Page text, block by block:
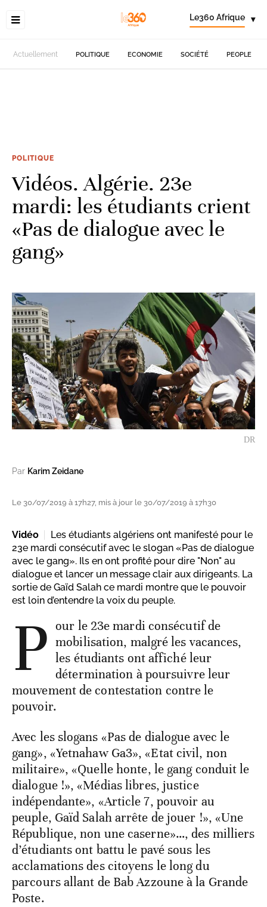
Le360 Afrique ▾
Actuellement POLITIQUE ECONOMIE SOCIÉTÉ PEOPLE
POLITIQUE
Vidéos. Algérie. 23e
mardi: les étudiants crient
«Pas de dialogue avec le
gang»
DR
Par Karim Zeidane
Le 30/07/2019 à 17h27, mis à jour le 30/07/2019 à 17h30
Vidéo
Les étudiants algériens ont manifesté pour le
23e mardi consécutif avec le slogan «Pas de dialogue
avec le gang». Ils en ont profité pour dire "Non" au
dialogue et lancer un message clair aux dirigeants. La
sortie de Gaïd Salah ce mardi montre que le pouvoir
est loin d’entendre la voix du peuple.
P our le 23e mardi consécutif de
mobilisation, malgré les vacances,
les étudiants ont affiché leur
détermination à poursuivre leur
mouvement de contestation contre le
pouvoir.
Avec les slogans «Pas de dialogue avec le
gang», «Yetnahaw Ga3», «Etat civil, non
militaire», «Quelle honte, le gang conduit le
dialogue !», «Médias libres, justice
indépendante», «Article 7, pouvoir au
peuple, Gaïd Salah arrête de jouer !», «Une
République, non une caserne»…, des milliers
d’étudiants ont battu le pavé sous les
acclamations des citoyens le long du
parcours allant de Bab Azzoune à la Grande
Poste.